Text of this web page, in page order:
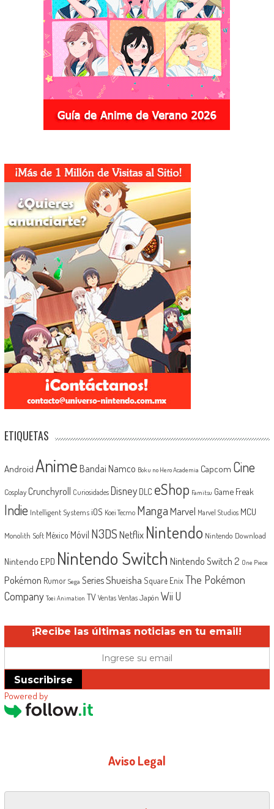
ETIQUETAS
Android Anime Bandai Namco Boku no Hero Academia Capcom Cine
Cosplay Crunchyroll Curiosidades Disney DLC eShop Famitsu Game Freak
Indie Intelligent Systems iOS Koei Tecmo MangaMarvel Marvel Studios MCU
Monolith Soft México Móvil N3DSNetflix Nintendo Nintendo Download
Nintendo EPD Nintendo Switch Nintendo Switch 2 One Piece
Pokémon Rumor Sega SeriesShueisha Square EnixThe Pokémon
Company Toei Animation TV Ventas Ventas Japón Wii U
¡Recibe las últimas noticias en tu email!
Suscribirse
Powered by
Aviso Legal